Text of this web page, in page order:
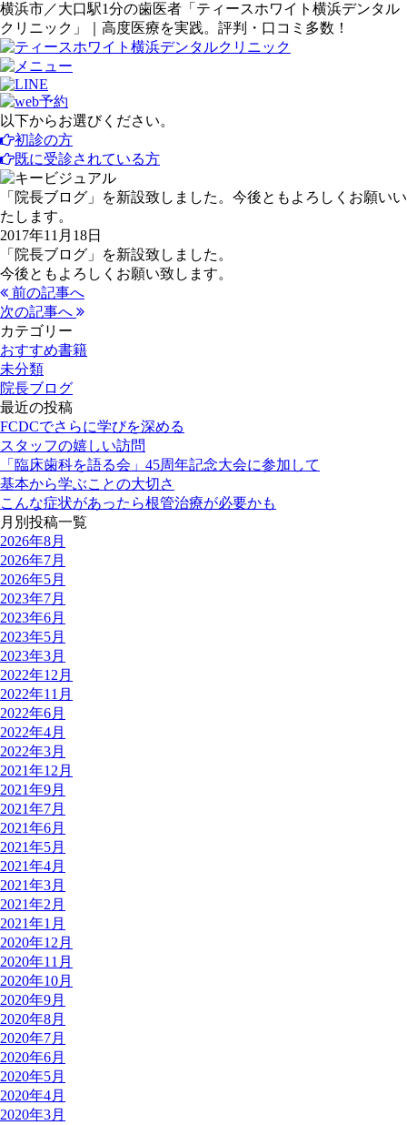
横浜市／大口駅1分の歯医者「ティースホワイト横浜デンタル
クリニック」｜高度医療を実践。評判・口コミ多数！
以下からお選びください。
初診の方
既に受診されている方
「院長ブログ」を新設致しました。今後ともよろしくお願いい
たします。
2017年11月18日
「院長ブログ」を新設致しました。
今後ともよろしくお願い致します。
前の記事へ
次の記事へ
カテゴリー
おすすめ書籍
未分類
院長ブログ
最近の投稿
FCDCでさらに学びを深める
スタッフの嬉しい訪問
「臨床歯科を語る会」45周年記念大会に参加して
基本から学ぶことの大切さ
こんな症状があったら根管治療が必要かも
月別投稿一覧
2026年8月
2026年7月
2026年5月
2023年7月
2023年6月
2023年5月
2023年3月
2022年12月
2022年11月
2022年6月
2022年4月
2022年3月
2021年12月
2021年9月
2021年7月
2021年6月
2021年5月
2021年4月
2021年3月
2021年2月
2021年1月
2020年12月
2020年11月
2020年10月
2020年9月
2020年8月
2020年7月
2020年6月
2020年5月
2020年4月
2020年3月